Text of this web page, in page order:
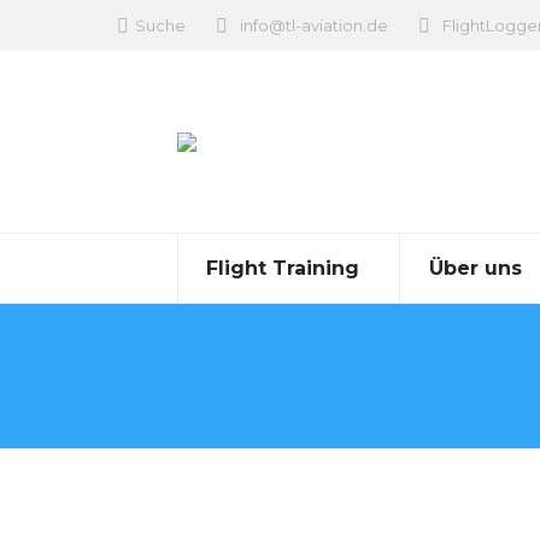
Search:
Suche info@tl-aviation.de
Flight Training Über uns